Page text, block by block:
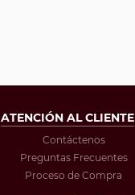
ATENCIÓN AL CLIENTE
Contáctenos
Preguntas Frecuentes
Proceso de Compra